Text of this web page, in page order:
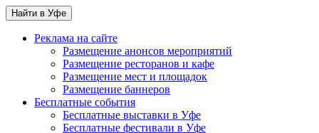
Найти в Уфе
Реклама на сайте
Размещение анонсов мероприятий
Размещение ресторанов и кафе
Размещение мест и площадок
Размещение баннеров
Бесплатные события
Бесплатные выставки в Уфе
Бесплатные фестивали в Уфе